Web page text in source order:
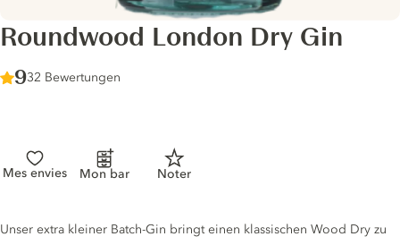
Roundwood London Dry Gin
Score :
9/ 10
32 Bewertungen
Mes envies Mon bar Noter
Gin description
Unser extra kleiner Batch-Gin bringt einen klassischen Wood Dry zu